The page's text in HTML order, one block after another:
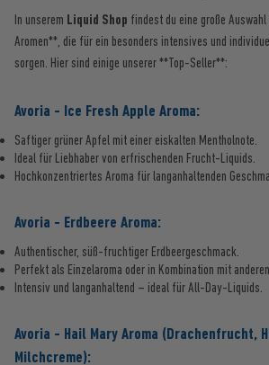
In unserem Liquid Shop findest du eine große
Aromen**, die für ein besonders intensives und
sorgen. Hier sind einige unserer **Top-Seller**:
Avoria - Ice Fresh Apple Aroma:
Saftiger grüner Apfel mit einer eiskalten Mentholnote.
Ideal für Liebhaber von erfrischenden Frucht-Liquids.
Hochkonzentriertes Aroma für langanhaltenden
Avoria - Erdbeere Aroma:
Authentischer, süß-fruchtiger Erdbeergeschmack.
Perfekt als Einzelaroma oder in Kombination mit
Intensiv und langanhaltend – ideal für All-Day-Liquids.
Avoria - Hail Mary Aroma (Drachenfrucht,
Milchcreme):